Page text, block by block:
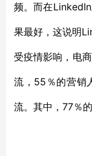
频。而在LinkedIn
果最好，这说明
受疫情影响，电
流， 55％的营销
流。其中， 77％